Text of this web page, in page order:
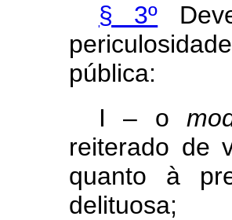
§ 3º
pública:
I – o
reiterado de
quanto à
delituosa;